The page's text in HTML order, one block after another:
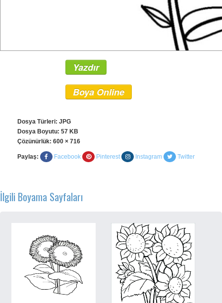
Yazdır
Boya Online
Dosya Türleri: JPG
Dosya Boyutu: 57 KB
Çözünürlük: 600 × 716
Paylaş: Facebook Pinterest Instagram Twitter
İlgili Boyama Sayfaları